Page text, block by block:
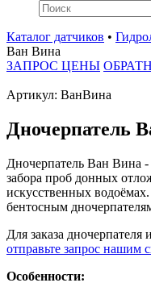
Каталог датчиков •
Ван Вина
ЗАПРОС ЦЕНЫ
Артикул: ВанВина
Дночерпатель
Дночерпатель Ван Вина
забора проб донных
искусственных
бентосным
Для заказа
отправьте запрос нашим
Особенности: